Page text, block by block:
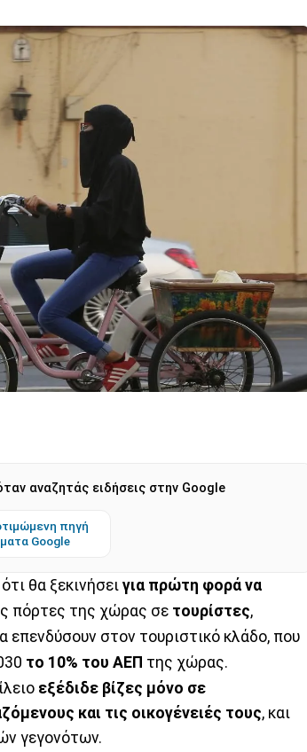
αναζητάς ειδήσεις στην Google
πηγή
Google
θα ξεκινήσειγια πρώτη φορά να
πόρτες της χώρας σε τουρίστες,
επενδύσουν στον τουριστικό κλάδο, που
το 10% του ΑΕΠ της χώρας.
εξέδιδε βίζες μόνο σε
και τις οικογένειές τους, και
γεγονότων.